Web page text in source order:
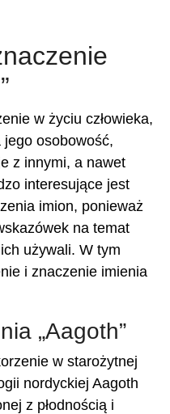
w życiu człowieka,
jego osobowość,
z innymi, a nawet
interesujące jest
imion, ponieważ
na temat
używali. W tym
i znaczenie imienia
„Aagoth”
w starożytnej
nordyckiej Aagoth
z płodnością i